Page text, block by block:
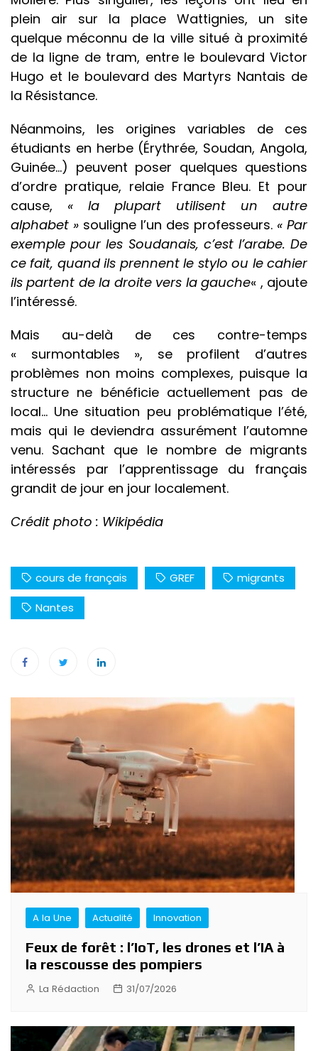
plein air sur la place Wattignies, un site
quelque méconnu de la ville situé à proximité
de la ligne de tram, entre le boulevard Victor
Hugo et le boulevard des Martyrs Nantais de
la Résistance.
Néanmoins, les origines variables de ces
étudiants en herbe (Érythrée, Soudan, Angola,
Guinée…) peuvent poser quelques questions
d’ordre pratique, relaie France Bleu. Et pour
cause, « la plupart utilisent un autre
alphabet » souligne l’un des professeurs. « Par
exemple pour les Soudanais, c’est l’arabe. De
ce fait, quand ils prennent le stylo ou le cahier
ils partent de la droite vers la gauche« , ajoute
l’intéressé.
Mais au-delà de ces contre-temps
« surmontables », se profilent d’autres
problèmes non moins complexes, puisque la
structure ne bénéficie actuellement pas de
local… Une situation peu problématique l’été,
mais qui le deviendra assurément l’automne
venu. Sachant que le nombre de migrants
intéressés par l’apprentissage du français
grandit de jour en jour localement.
Crédit photo : Wikipédia
cours de français GREF
migrants
Nantes
Navigation
de
l’article
A la Une Actualité Innovation
Feux de forêt : l’IoT, les drones et l’IA à
la rescousse des pompiers
La Rédaction 31/07/2026